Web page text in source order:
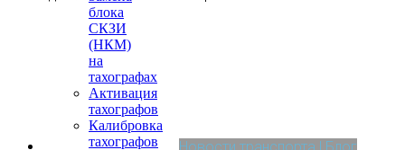
блока
СКЗИ
(НКМ)
на
тахографах
Активация
тахографов
Калибровка
тахографов